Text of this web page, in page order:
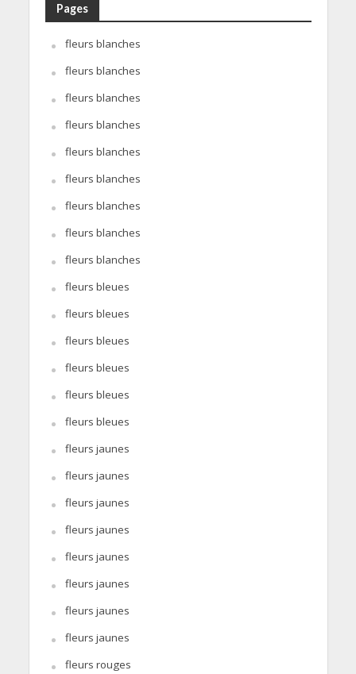
Pages
fleurs blanches
fleurs blanches
fleurs blanches
fleurs blanches
fleurs blanches
fleurs blanches
fleurs blanches
fleurs blanches
fleurs blanches
fleurs bleues
fleurs bleues
fleurs bleues
fleurs bleues
fleurs bleues
fleurs bleues
fleurs jaunes
fleurs jaunes
fleurs jaunes
fleurs jaunes
fleurs jaunes
fleurs jaunes
fleurs jaunes
fleurs jaunes
fleurs rouges